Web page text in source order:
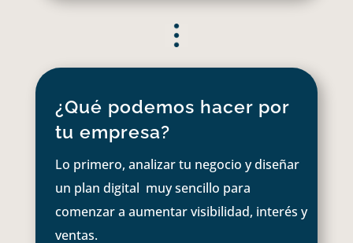
¿Qué podemos hacer por
tu empresa?
Lo primero, analizar tu negocio y diseñar
un plan digital muy sencillo para
comenzar a aumentar visibilidad, interés y
ventas.